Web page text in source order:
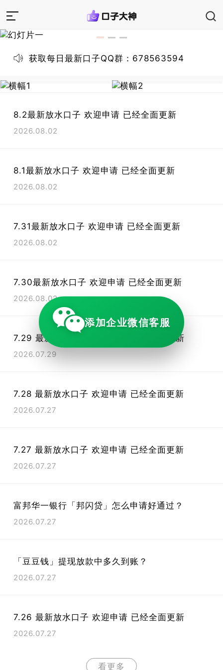
获取每日最新口子QQ群：678563594
8.2最新放水口子 欢迎申请 已经全面更新
2026.08.02
8.1最新放水口子 欢迎申请 已经全面更新
2026.08.02
7.31最新放水口子 欢迎申请 已经全面更新
2026.08.02
7.30最新放水口子 欢迎申请 已经全面更新
2026.08.02
7.29 最新放水口子 欢迎申请 已经全面更新
2026.07.29
7.28 最新放水口子 欢迎申请 已经全面更新
2026.07.27
7.27 最新放水口子 欢迎申请 已经全面更新
2026.07.27
富邦华一银行「邦闪贷」怎么申请好通过？
2026.07.27
「豆豆钱」提现放款中多久到账？
2026.07.27
7.26 最新放水口子 欢迎申请 已经全面更新
2026.07.27
看更多
添加企业微信客服